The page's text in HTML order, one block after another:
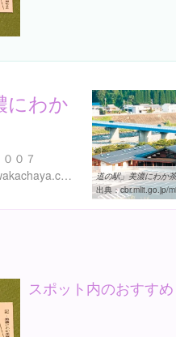
にわか
０７
http://www.mino-niwakachaya.com/index.html
出典：cbr.mlit.go.jp/
スポット内のおすすめ